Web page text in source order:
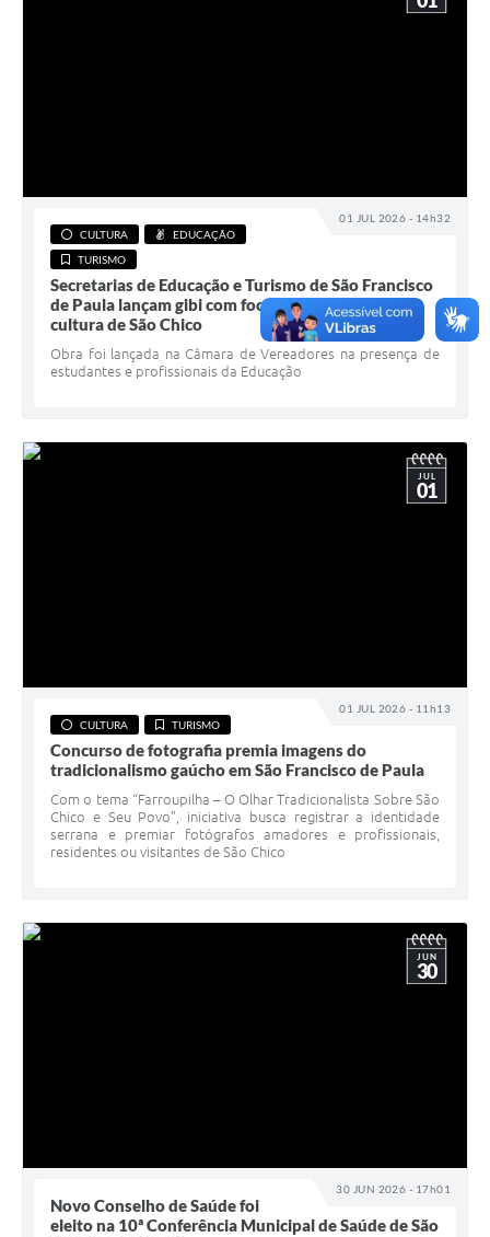
01 JUL 2026 - 14h32
CULTURA
EDUCAÇÃO
TURISMO
Secretarias de Educação e Turismo de São Francisco
de Paula lançam gibi com foco no turismo e na
cultura de São Chico
Obra foi lançada na Câmara de Vereadores na presença de
estudantes e profissionais da Educação
01 JUL 2026 - 11h13
JUL
01
CULTURA TURISMO
Concurso de fotografia premia imagens do
tradicionalismo gaúcho em São Francisco de Paula
Com o tema “Farroupilha – O Olhar Tradicionalista Sobre São
Chico e Seu Povo”, iniciativa busca registrar a identidade
serrana e premiar fotógrafos amadores e profissionais,
residentes ou visitantes de São Chico
30 JUN 2026 - 17h01
JUN
30
Novo Conselho de Saúde foi
eleito na 10ª Conferência Municipal de Saúde de São